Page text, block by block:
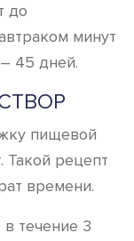
до
минут
45 дней.
пищевой
рецепт
времени.
течение 3